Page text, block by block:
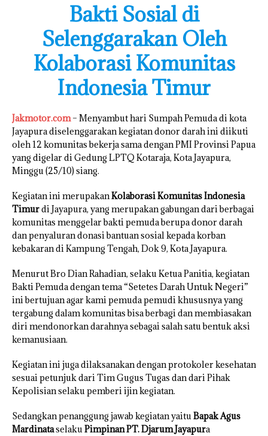
Bakti Sosial di
Selenggarakan Oleh
Kolaborasi Komunitas
Indonesia Timur
Jakmotor.com– Menyambut hari Sumpah Pemuda di kota
Jayapura diselenggarakan kegiatan donor darah ini diikuti
oleh 12 komunitas bekerja sama dengan PMI Provinsi Papua
yang digelar di Gedung LPTQ Kotaraja, Kota Jayapura,
Minggu (25/10) siang.
Kegiatan ini merupakanKolaborasi Komunitas Indonesia
Timurdi Jayapura, yang merupakan gabungan dari berbagai
komunitas menggelar bakti pemuda berupa donor darah
dan penyaluran donasi bantuan sosial kepada korban
kebakaran di Kampung Tengah, Dok 9, Kota Jayapura.
Menurut Bro Dian Rahadian, selaku Ketua Panitia, kegiatan
Bakti Pemuda dengan tema “Setetes Darah Untuk Negeri”
ini bertujuan agar kami pemuda pemudi khususnya yang
tergabung dalam komunitas bisa berbagi dan membiasakan
diri mendonorkan darahnya sebagai salah satu bentuk aksi
kemanusiaan.
Kegiatan ini juga dilaksanakan dengan protokoler kesehatan
sesuai petunjuk dari Tim Gugus Tugas dan dari Pihak
Kepolisian selaku pemberi ijin kegiatan.
Sedangkan penanggung jawab kegiatan yaituBapak Agus
MardinataselakuPimpinan PT. Djarum Jayapura